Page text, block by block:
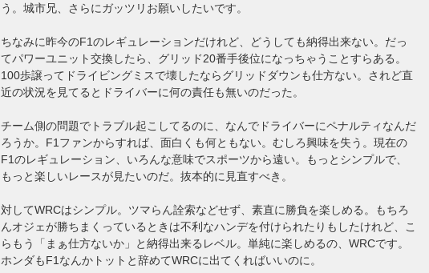
う。城市兄、さらにガッツリお願いしたいです。
ちなみに昨今のF1のレギュレーションだけれど、どうしても納得出来ない。だっ
てパワーユニット交換したら、グリッド20番手後位になっちゃうことすらある。
100歩譲ってドライビングミスで壊したならグリッドダウンも仕方ない。されど直
近の状況を見てるとドライバーに何の責任も無いのだった。
チーム側の問題でトラブル起こしてるのに、なんでドライバーにペナルティなんだ
ろうか。F1ファンからすれば、面白くも何ともない。むしろ興味を失う。現在の
F1のレギュレーション、いろんな意味でスポーツから遠い。もっとシンプルで、
もっと楽しいレースが見たいのだ。抜本的に見直すべき。
対してWRCはシンプル。ツマらん詮索などせず、素直に勝負を楽しめる。もちろ
んオジェが勝ちまくっているときは不利なハンデを付けられたりもしたけれど、こ
らもう「まぁ仕方ないか」と納得出来るレベル。単純に楽しめるの、WRCです。
ホンダもF1なんかトットと辞めてWRCに出てくればいいのに。